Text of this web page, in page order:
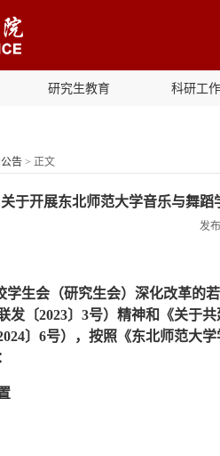
研究生教育 科研工作
告 > 正文
关于开展东北师范大学音乐与舞
发
学生会（研究生会）深化改革的
发〔2023〕3号）精神和《关于
〕6号），按照《东北师范大